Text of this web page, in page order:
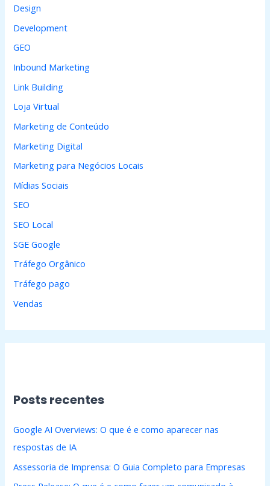
r
:
Design
Development
GEO
Inbound Marketing
Link Building
Loja Virtual
Marketing de Conteúdo
Marketing Digital
Marketing para Negócios Locais
Mídias Sociais
SEO
SEO Local
SGE Google
Tráfego Orgânico
Tráfego pago
Vendas
Posts recentes
Google AI Overviews: O que é e como aparecer nas
respostas de IA
Assessoria de Imprensa: O Guia Completo para Empresas